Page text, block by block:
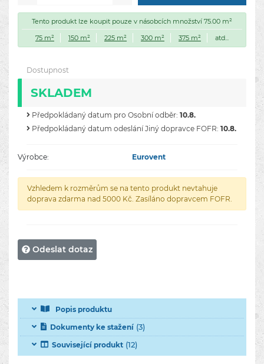
Tento produkt lze koupit pouze v násobcích množství 75.00 m²
75 m²
150 m² 225 m² 300 m² 375 m² atd...
Dostupnost
SKLADEM
Předpokládaný datum pro Osobní odběr: 10.8.
Předpokládaný datum odeslání Jiný dopravce FOFR: 10.8.
Výrobce: Eurovent
Vzhledem k rozměrům se na tento produkt nevtahuje
doprava zdarma nad 5000 Kč. Zasíláno dopravcem FOFR.
Odeslat dotaz
Popis produktu
Dokumenty ke stažení(3)
Související produkt (12)